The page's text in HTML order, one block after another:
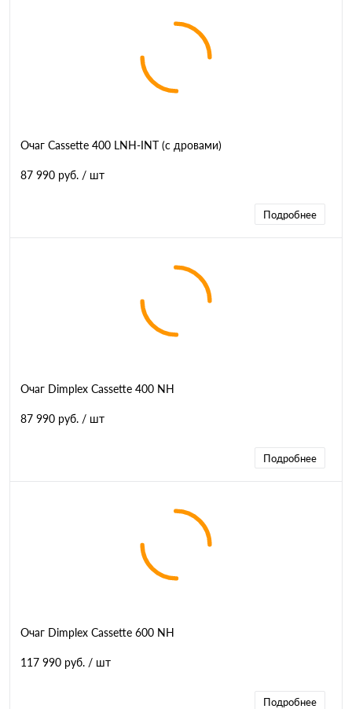
Очаг Cassette 400 LNH-INT (с дровами)
87 990 руб. / шт
Подробнее
Очаг Dimplex Cassette 400 NH
87 990 руб. / шт
Подробнее
Очаг Dimplex Cassette 600 NH
117 990 руб. / шт
Подробнее